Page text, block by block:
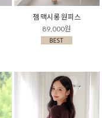
젬 맥시롱 원피스
89,000원